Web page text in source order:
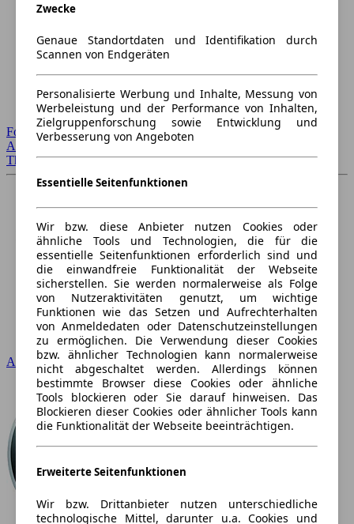
Forum Startseite
Alle Auto-Foren
Themen-Forum
Audi
Zwecke
Genaue Standortdaten und Identifikation durch
Scannen von Endgeräten
Personalisierte Werbung und Inhalte, Messung von
Werbeleistung und der Performance von Inhalten,
Zielgruppenforschung sowie Entwicklung und
Verbesserung von Angeboten
Essentielle Seitenfunktionen
Wir bzw. diese Anbieter nutzen Cookies oder
ähnliche Tools und Technologien, die für die
essentielle Seitenfunktionen erforderlich sind und
die einwandfreie Funktionalität der Webseite
sicherstellen. Sie werden normalerweise als Folge
von Nutzeraktivitäten genutzt, um wichtige
Funktionen wie das Setzen und Aufrechterhalten
von Anmeldedaten oder Datenschutzeinstellungen
zu ermöglichen. Die Verwendung dieser Cookies
bzw. ähnlicher Technologien kann normalerweise
nicht abgeschaltet werden. Allerdings können
bestimmte Browser diese Cookies oder ähnliche
Tools blockieren oder Sie darauf hinweisen. Das
Blockieren dieser Cookies oder ähnlicher Tools kann
die Funktionalität der Webseite beeinträchtigen.
Erweiterte Seitenfunktionen
Wir bzw. Drittanbieter nutzen unterschiedliche
technologische Mittel, darunter u.a. Cookies und